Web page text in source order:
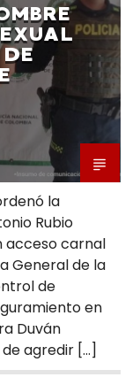
la
Rubio
acceso carnal
General de la
de
en
Duván
agredir […]